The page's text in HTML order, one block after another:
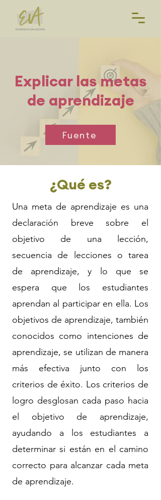
Explicar las metas
de aprendizaje
Fuente
¿Qué es?
Una meta de aprendizaje es una
declaración breve sobre el
objetivo de una lección,
secuencia de lecciones o tarea
de aprendizaje, y lo que se
espera que los estudiantes
aprendan al participar en ella. Los
objetivos de aprendizaje, también
conocidos como intenciones de
aprendizaje, se utilizan de manera
más efectiva junto con los
criterios de éxito. Los criterios de
logro desglosan cada paso hacia
el objetivo de aprendizaje,
ayudando a los estudiantes a
determinar si están en el camino
correcto para alcanzar cada meta
de aprendizaje.